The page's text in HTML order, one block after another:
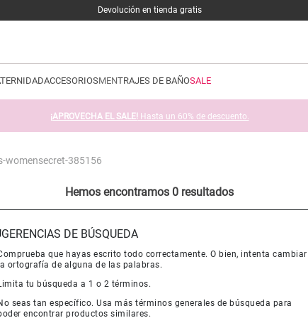
Devolución en tienda gratis
ACCESORIOSMENTRAJES DE BAÑOSALE
¡APROVECHA EL SALE! Hasta un 60% de descuento.
womensecret-385156
Hemos encontramos 0 resultados
DE BÚSQUEDA
que hayas escrito todo correctamente. O bien, intenta cambiar
ortografía de alguna de las palabras.
tu búsqueda a 1 o 2 términos.
seas tan específico. Usa más términos generales de búsqueda para
encontrar productos similares.